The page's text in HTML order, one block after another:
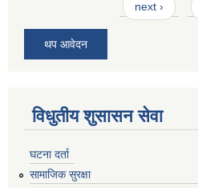
next ›
थप आवेदन
विधुतीय शुसासन सेवा
घटना दर्ता
सामाजिक सुरक्षा